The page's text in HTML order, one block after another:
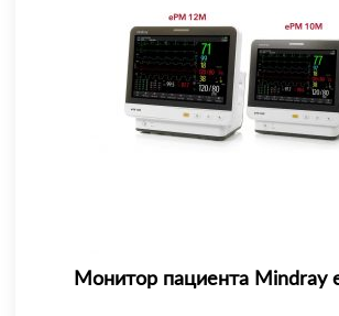
Монитор пациента